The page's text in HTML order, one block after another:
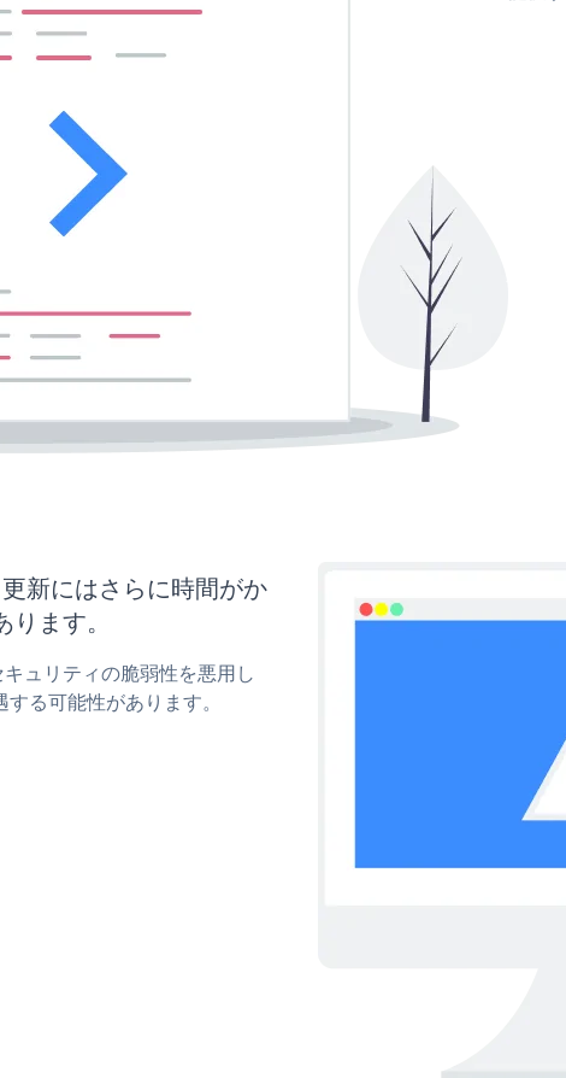
新にはさらに時間がか
ます。
ュリティの脆弱性を悪用し
る可能性があります。